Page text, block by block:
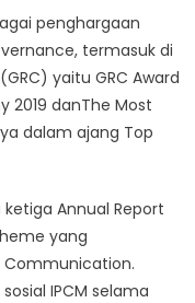
penghargaan
termasuk di
yaitu GRC Award
2019 danThe Most
dalam ajang Top
Annual Report
yang
Communication.
IPCM selama